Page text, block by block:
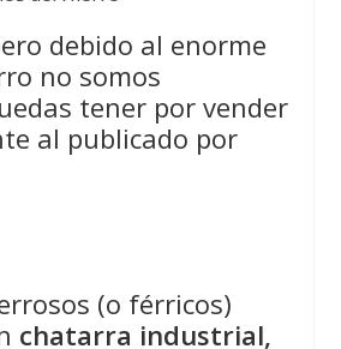
debido al enorme
no somos
tener por vender
al publicado por
(o férricos)
chatarra industrial,